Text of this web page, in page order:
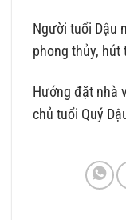
Người tuổi Dậu
phong thủy, hút
Hướng đặt nhà
chủ tuổi Quý